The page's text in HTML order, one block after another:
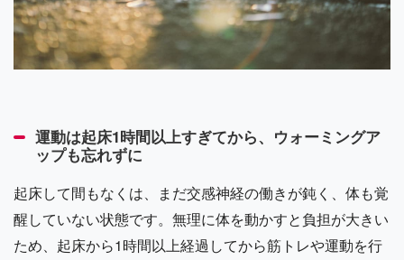
運動は起床1時間以上すぎてから、ウォーミングア
ップも忘れずに
起床して間もなくは、まだ交感神経の働きが鈍く、体も覚
醒していない状態です。無理に体を動かすと負担が大きい
ため、起床から1時間以上経過してから筋トレや運動を行